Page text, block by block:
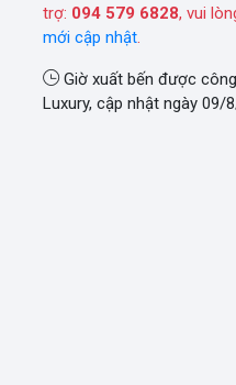
trợ: 094 579 6828, vui
mới cập nhật.
Giờ xuất bến được
Luxury, cập nhật ngày 09/